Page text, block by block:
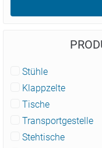
Stühle
Klappzelte
Tische
Transportgestelle
Stehtische